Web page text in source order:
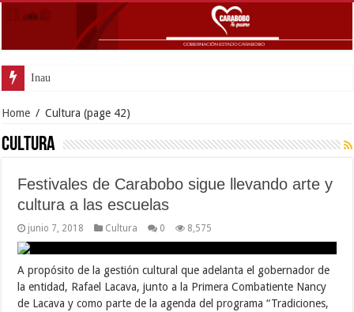
Inaugurada con éx
Home / Cultura (page 42)
Cultura
Festivales de Carabobo sigue llevando arte y
cultura a las escuelas
junio 7, 2018 Cultura 0 8,575
A propósito de la gestión cultural que adelanta el gobernador de
la entidad, Rafael Lacava, junto a la Primera Combatiente Nancy
de Lacava y como parte de la agenda del programa “Tradiciones,